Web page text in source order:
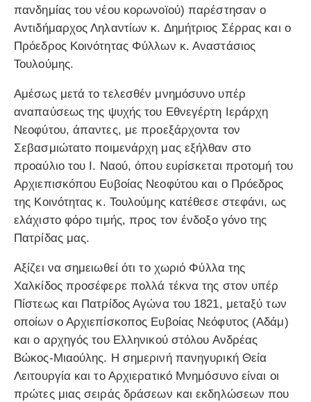
πανδημίας του νέου κορωνοϊού) παρέστησαν ο
Αντιδήμαρχος Ληλαντίων κ. Δημήτριος Σέρρας και ο
Πρόεδρος Κοινότητας Φύλλων κ. Αναστάσιος
Τουλούμης.
Αμέσως μετά το τελεσθέν μνημόσυνο υπέρ
αναπαύσεως της ψυχής του Εθνεγέρτη Ιεράρχη
Νεοφύτου, άπαντες, με προεξάρχοντα τον
Σεβασμιώτατο ποιμενάρχη μας εξήλθαν στο
προαύλιο του Ι. Ναού, όπου ευρίσκεται προτομή του
Αρχιεπισκόπου Ευβοίας Νεοφύτου και ο Πρόεδρος
της Κοινότητας κ. Τουλούμης κατέθεσε στεφάνι, ως
ελάχιστο φόρο τιμής, προς τον ένδοξο γόνο της
Πατρίδας μας.
Αξίζει να σημειωθεί ότι το χωριό Φύλλα της
Χαλκίδος προσέφερε πολλά τέκνα της στον υπέρ
Πίστεως και Πατρίδος Αγώνα του 1821, μεταξύ των
οποίων ο Αρχιεπίσκοπος Ευβοίας Νεόφυτος (Αδάμ)
και ο αρχηγός του Ελληνικού στόλου Ανδρέας
Βώκος-Μιαούλης. Η σημερινή πανηγυρική Θεία
Λειτουργία και το Αρχιερατικό Μνημόσυνο είναι οι
πρώτες μιας σειράς δράσεων και εκδηλώσεων που